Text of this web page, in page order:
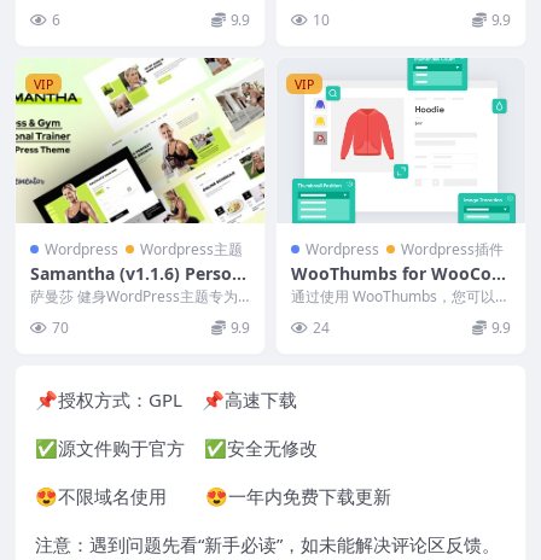
6 9.9 10 9.9
VIP
Wordpress Wordpress主题
Samantha (v1.1.6) Person
al Fitness Trainer WordPre
ss Theme
萨曼莎 健身WordPress主题专为
私人健身教练、健身教练、运动顾
问、健身导师...
70 9.9
VIP
Wordpress Wordpress插件
WooThumbs for WooCom
merce 5.11.0
通过使用 WooThumbs，您可以添
加多个 WooCommerce 变体图
像、...
24 9.9
📌授权方式： GPL 📌高速下载
✅源文件购于官方 ✅安全无修改
😍不限域名使用 😍一年内免费下载更新
注意：遇到问题先看“新手必读”，如未能解决评论区反馈。